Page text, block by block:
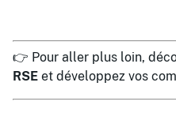
👉 Pour aller plus loin,
RSE et développez vos